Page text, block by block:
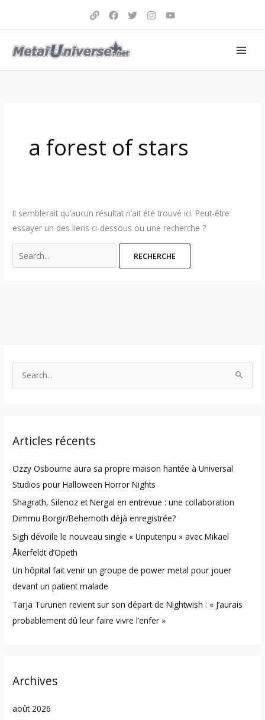
a forest of stars
Il semblerait qu’aucun résultat n’ait été trouvé ici. Peut-être
essayer un des liens ci-dessous ou une recherche ?
c
f
o
r
:
Articles récents
Ozzy Osbourne aura sa propre maison hantée à Universal
Studios pour Halloween Horror Nights
Shagrath, Silenoz et Nergal en entrevue : une collaboration
Dimmu Borgir/Behemoth déjà enregistrée?
Sigh dévoile le nouveau single « Unputenpu » avec Mikael
Åkerfeldt d’Opeth
Un hôpital fait venir un groupe de power metal pour jouer
devant un patient malade
Tarja Turunen revient sur son départ de Nightwish : « J’aurais
probablement dû leur faire vivre l’enfer »
Archives
août 2026